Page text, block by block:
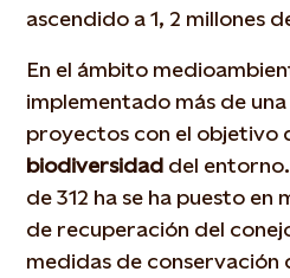
ascendido a 1, 2 millones
En el ámbito
implementado más de
proyectos con el objetivo
biodiversidad del
de 312 ha se ha puesto
de recuperación del
medidas de conservación